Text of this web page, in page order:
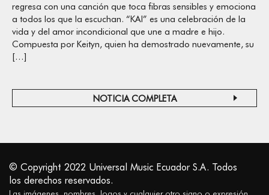
regresa con una canción que toca fibras sensibles y emociona
a todos los que la escuchan. “KAI” es una celebración de la
vida y del amor incondicional que une a madre e hijo.
Compuesta por Keityn, quien ha demostrado nuevamente, su
[…]
NOTICIA COMPLETA
© Copyright 2022 Universal Music Ecuador S.A. Todos
los derechos reservados.
Las imágenes, nombres, logos y cualquier otro signo o expresión